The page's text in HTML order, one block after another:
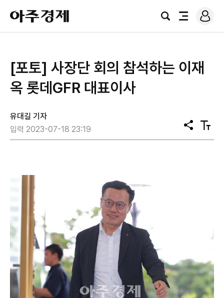
아
주
경
검
전
로
그
[포토] 사장단 회의 참석하는 ​이재
옥 롯데GFR 대표이사
유대길 기자
입력 2023-07-18 23:19
공
유
텍
스